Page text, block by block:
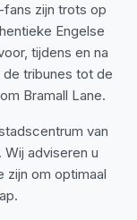
zijn trots op
Engelse
tijdens en na
tribunes tot de
Bramall Lane.
van
adviseren u
zijn om optimaal